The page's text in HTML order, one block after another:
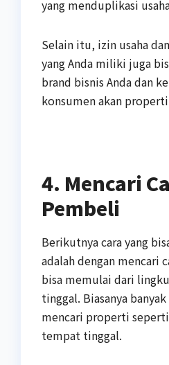
yang menduplikasi
Selain itu, izin usaha
yang Anda miliki juga
brand bisnis Anda dan
konsumen akan
4. Mencari
Pembeli
Berikutnya cara yang
adalah dengan mencari
bisa memulai dari
tinggal. Biasanya
mencari properti
tempat tinggal.